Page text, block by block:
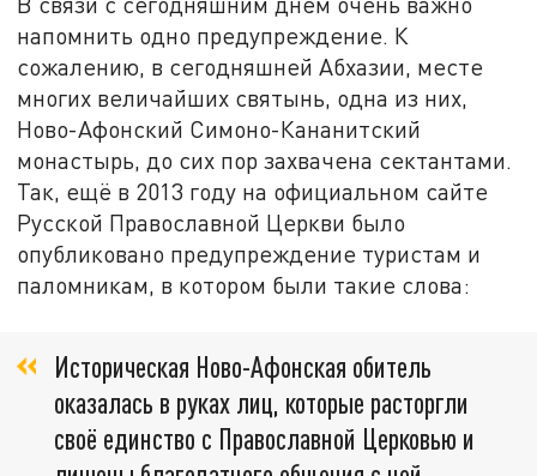
напомнить одно предупреждение. К
сожалению, в сегодняшней Абхазии, месте
многих величайших святынь, одна из них,
Ново-Афонский Симоно-Кананитский
монастырь, до сих пор захвачена сектантами.
Так, ещё в 2013 году на официальном сайте
Русской Православной Церкви было
опубликовано предупреждение туристам и
паломникам, в котором были такие слова:
Историческая Ново-Афонская обитель
оказалась в руках лиц, которые расторгли
своё единство с Православной Церковью и